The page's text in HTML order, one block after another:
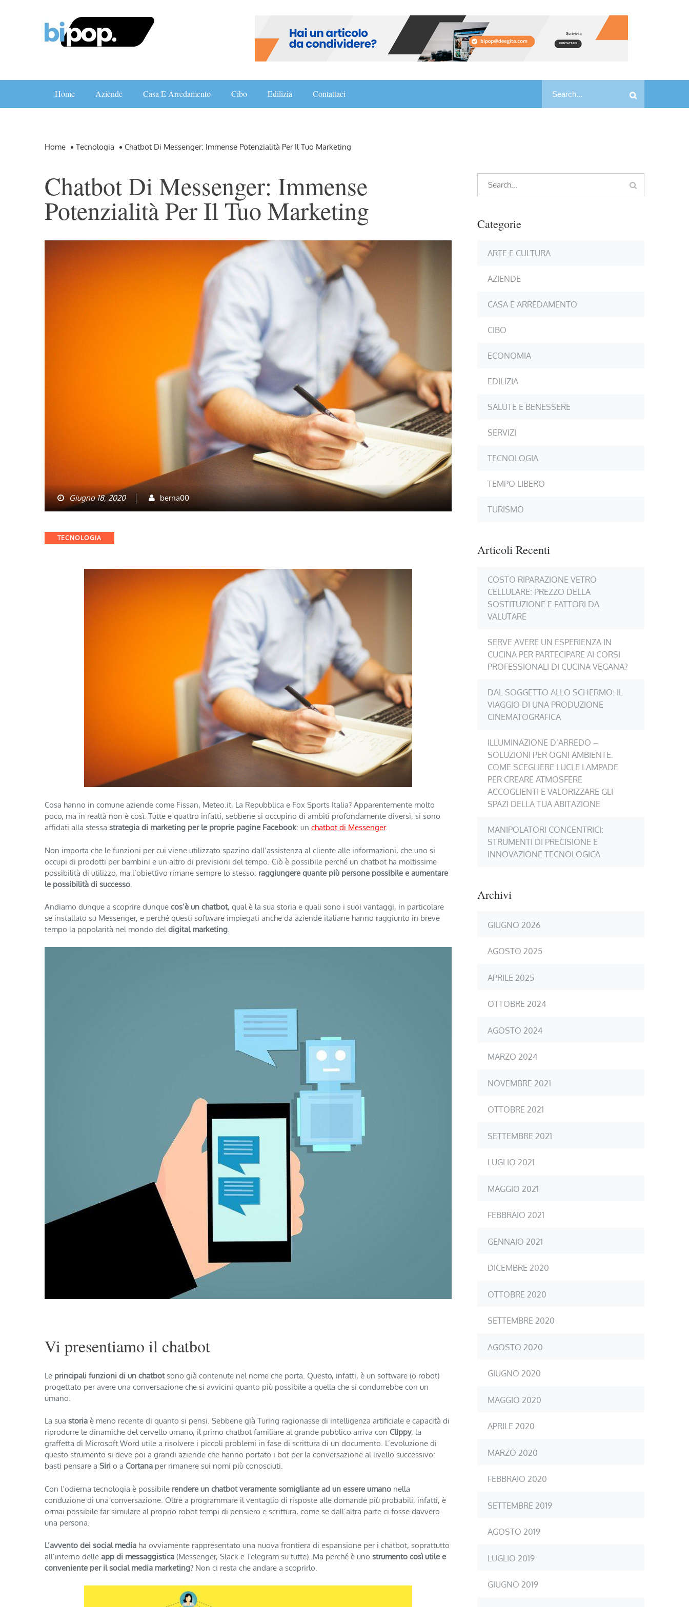
Home Aziende Casa E Arredamento Cibo Edilizia Contattaci
for:
Search
Home Tecnologia Chatbot Di Messenger: Immense Potenzialità Per Il Tuo Marketing
Chatbot Di Messenger: Immense
Potenzialità Per Il Tuo Marketing
Giugno 18, 2020 berna00
Categories
TECNOLOGIA
Cosa hanno in comune aziende come Fissan, Meteo.it, La Repubblica e Fox Sports Italia? Apparentemente molto
poco, ma in realtà non è così. Tutte e quattro infatti, sebbene si occupino di ambiti profondamente diversi, si sono
affidati alla stessa strategia di marketing per le proprie pagine Facebook: un chatbot di Messenger.
Non importa che le funzioni per cui viene utilizzato spazino dall’assistenza al cliente alle informazioni, che uno si
occupi di prodotti per bambini e un altro di previsioni del tempo. Ciò è possibile perché un chatbot ha moltissime
possibilità di utilizzo, ma l’obiettivo rimane sempre lo stesso: raggiungere quante più persone possibile e aumentare
le possibilità di successo.
Andiamo dunque a scoprire dunque cos’è un chatbot, qual è la sua storia e quali sono i suoi vantaggi, in particolare
se installato su Messenger, e perché questi software impiegati anche da aziende italiane hanno raggiunto in breve
tempo la popolarità nel mondo deldigital marketing.
Vi presentiamo il chatbot
Le principali funzioni di un chatbotsono già contenute nel nome che porta. Questo, infatti, è un software (o robot)
progettato per avere una conversazione che si avvicini quanto più possibile a quella che si condurrebbe con un
umano.
La sua storia è meno recente di quanto si pensi. Sebbene già Turing ragionasse di intelligenza artificiale e capacità di
riprodurre le dinamiche del cervello umano, il primo chatbot familiare al grande pubblico arriva con Clippy, la
graffetta di Microsoft Word utile a risolvere i piccoli problemi in fase di scrittura di un documento. L’evoluzione di
questo strumento si deve poi a grandi aziende che hanno portato i bot per la conversazione al livello successivo:
basti pensare a Siri o a Cortana per rimanere sui nomi più conosciuti.
Con l’odierna tecnologia è possibile rendere un chatbot veramente somigliante ad un essere umano nella
conduzione di una conversazione. Oltre a programmare il ventaglio di risposte alle domande più probabili, infatti, è
ormai possibile far simulare al proprio robot tempi di pensiero e scrittura, come se dall’altra parte ci fosse davvero
una persona.
L’avvento dei social media ha ovviamente rappresentato una nuova frontiera di espansione per i chatbot, soprattutto
all’interno delle app di messaggistica (Messenger, Slack e Telegram su tutte). Ma perché è uno strumento così utile e
conveniente per il social media marketing? Non ci resta che andare a scoprirlo.
Search
Categorie
ARTE E CULTURA
AZIENDE
CASA E ARREDAMENTO
CIBO
ECONOMIA
EDILIZIA
SALUTE E BENESSERE
SERVIZI
TECNOLOGIA
TEMPO LIBERO
TURISMO
Articoli Recenti
COSTO RIPARAZIONE VETRO
CELLULARE: PREZZO DELLA
SOSTITUZIONE E FATTORI DA
VALUTARE
SERVE AVERE UN ESPERIENZA IN
CUCINA PER PARTECIPARE AI CORSI
PROFESSIONALI DI CUCINA VEGANA?
DAL SOGGETTO ALLO SCHERMO: IL
VIAGGIO DI UNA PRODUZIONE
CINEMATOGRAFICA
ILLUMINAZIONE D’ARREDO –
SOLUZIONI PER OGNI AMBIENTE.
COME SCEGLIERE LUCI E LAMPADE
PER CREARE ATMOSFERE
ACCOGLIENTI E VALORIZZARE GLI
SPAZI DELLA TUA ABITAZIONE
MANIPOLATORI CONCENTRICI:
STRUMENTI DI PRECISIONE E
INNOVAZIONE TECNOLOGICA
Archivi
GIUGNO 2026
AGOSTO 2025
APRILE 2025
OTTOBRE 2024
AGOSTO 2024
MARZO 2024
NOVEMBRE 2021
OTTOBRE 2021
SETTEMBRE 2021
LUGLIO 2021
MAGGIO 2021
FEBBRAIO 2021
GENNAIO 2021
DICEMBRE 2020
OTTOBRE 2020
SETTEMBRE 2020
AGOSTO 2020
GIUGNO 2020
MAGGIO 2020
APRILE 2020
MARZO 2020
FEBBRAIO 2020
SETTEMBRE 2019
AGOSTO 2019
LUGLIO 2019
GIUGNO 2019